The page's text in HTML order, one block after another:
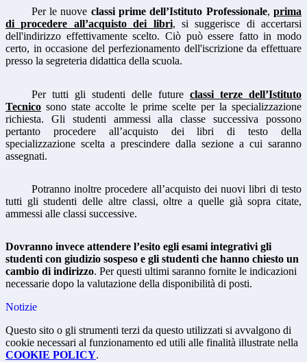
Per le nuove classi prime dell’Istituto Professionale,prima
di procedere all’acquisto dei libri, si suggerisce di accertarsi
dell'indirizzo effettivamente scelto. Ciò può essere fatto in modo
certo, in occasione del perfezionamento dell'iscrizione da effettuare
presso la segreteria didattica della scuola.
Per tutti gli studenti delle future classi terze dell’Istituto
Tecnico sono state accolte le prime scelte per la specializzazione
richiesta. Gli studenti ammessi alla classe successiva possono
pertanto procedere all’acquisto dei libri di testo della
specializzazione scelta a prescindere dalla sezione a cui saranno
assegnati.
Potranno inoltre procedere all’acquisto dei nuovi libri di testo
tutti gli studenti delle altre classi, oltre a quelle già sopra citate,
ammessi alle classi successive.
Dovranno invece attendere l’esito egli esami integrativi gli
studenti con giudizio sospeso e gli studenti che hanno chiesto un
cambio di indirizzo. Per questi ultimi saranno fornite le indicazioni
necessarie dopo la valutazione della disponibilità di posti.
Notizie
Questo sito o gli strumenti terzi da questo utilizzati si avvalgono di
cookie necessari al funzionamento ed utili alle finalità illustrate nella
COOKIE POLICY.